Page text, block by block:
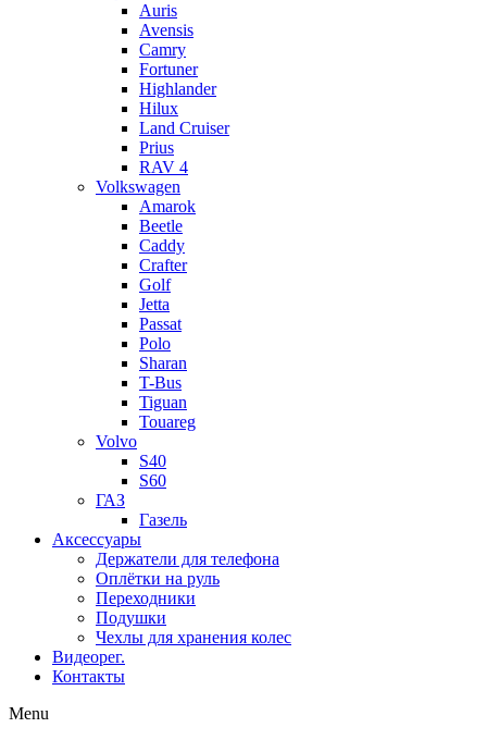
Auris
Avensis
Camry
Fortuner
Highlander
Hilux
Land Cruiser
Prius
RAV 4
Volkswagen
Amarok
Beetle
Caddy
Crafter
Golf
Jetta
Passat
Polo
Sharan
T-Bus
Tiguan
Touareg
Volvo
S40
S60
ГАЗ
Газель
Аксессуары
Держатели для телефона
Оплётки на руль
Переходники
Подушки
Чехлы для хранения колес
Видеорег.
Контакты
Menu